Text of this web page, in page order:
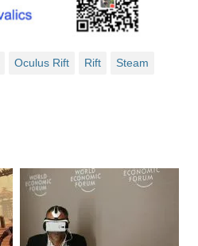
Oculus Rift Rift
Steam